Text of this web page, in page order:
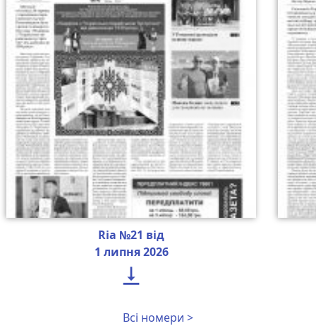
Ria №21 від
1 липня 2026

Всі номери >